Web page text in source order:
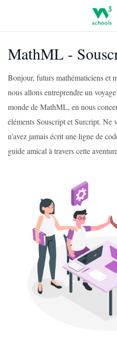
MathML -
Bonjour, futurs mathématiciens et
nous allons entreprendre un
monde de MathML, en nous
éléments Souscript et Surcript. Ne
n'avez jamais écrit une ligne de
guide amical à travers cette